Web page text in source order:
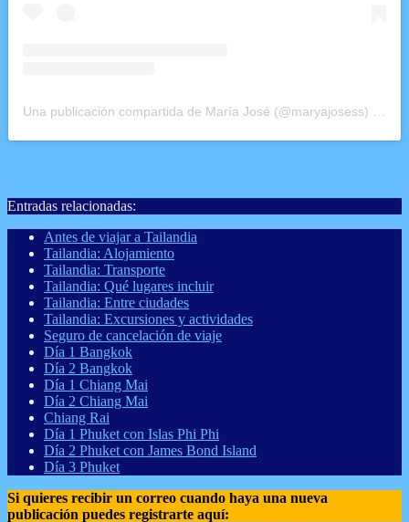
Una publicación compartida de María José (@maryajosess)
Entradas relacionadas:
Antes de viajar a Tailandia
Tailandia: Alojamiento
Tailandia: Transporte
Tailandia: Qué lugares incluir
Tailandia: Entre ciudades
Tailandia: Excursiones y actividades
Seguro de cancelación de viaje
Día 1 Bangkok
Día 2 Bangkok
Día 1 Chiang Mai
Día 2 Chiang Mai
Chiang Rai
Día 1 Phuket con Islas Phi Phi
Día 2 Phuket con James Bond Island
Día 3 Phuket
Si quieres recibir un correo cuando haya una nueva
publicación puedes registrarte aquí: